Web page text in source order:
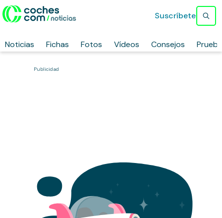
Noticias Fichas Fotos Vídeos Consejos
Suscríbete
Publicidad